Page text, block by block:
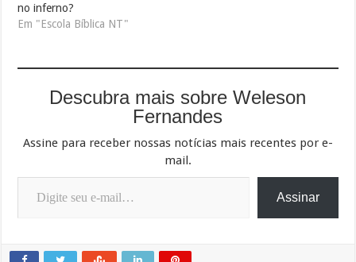
no inferno?
Em "Escola Bíblica NT"
Descubra mais sobre Weleson
Fernandes
Assine para receber nossas notícias mais recentes por e-
mail.
Digite seu e-mail…
Assinar